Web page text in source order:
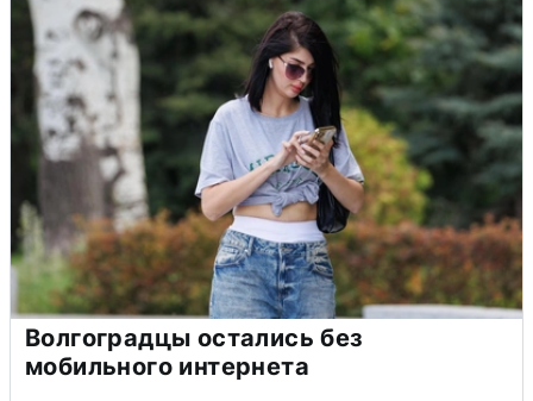
Волгоградцы остались без
мобильного интернета